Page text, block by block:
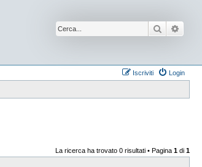
Cerca
Login
Iscriviti
La ricerca ha trovato 0 risultati • Pagina 1 di 1